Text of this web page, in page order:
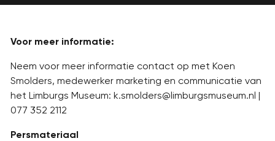
Voor meer informatie:
Neem voor meer informatie contact op met Koen
Smolders, medewerker marketing en communicatie van
het Limburgs Museum: k.smolders@limburgsmuseum.nl |
077 352 2112
Persmateriaal